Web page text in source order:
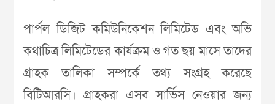
পার্পল ডিজিট কমিউনিকেশন লিমিটেড এবং অভি
কথাচিত্র লিমিটেডের কার্যক্রম ও গত ছয় মাসে তাদের
গ্রাহক তালিকা সম্পর্কে তথ্য সংগ্রহ করেছে
বিটিআরসি। গ্রাহকরা এসব সার্ভিস নেওয়ার জন্য